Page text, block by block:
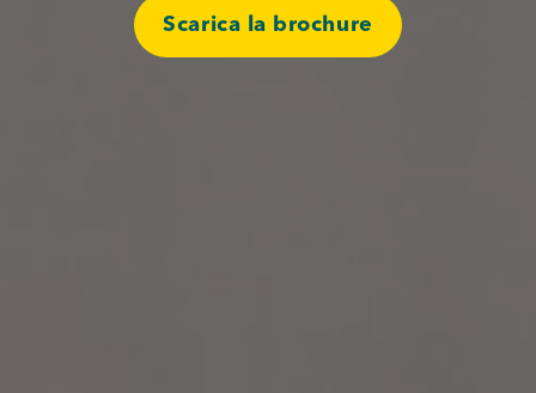
Scarica la brochure